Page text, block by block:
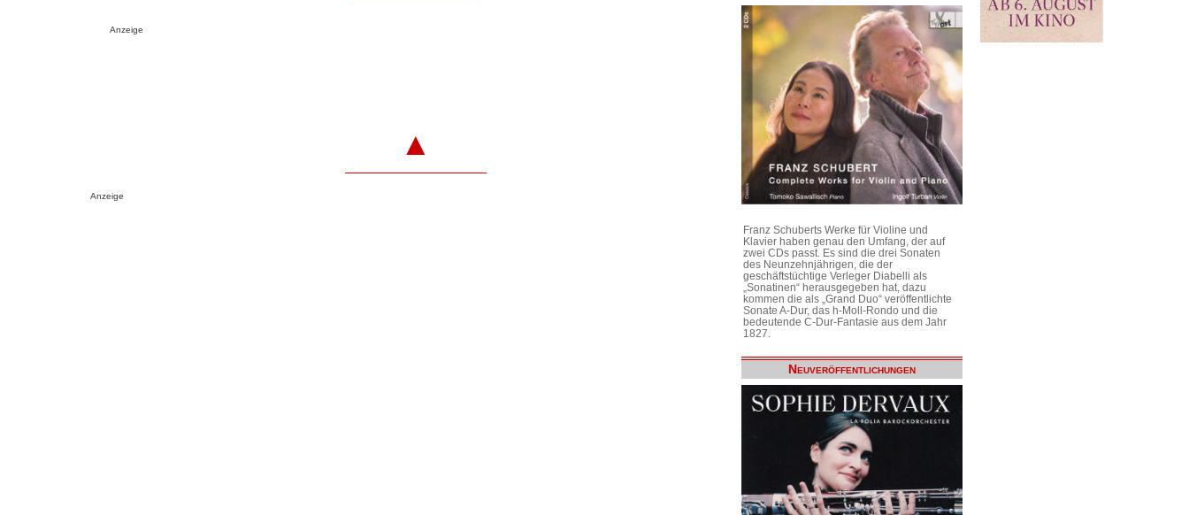
Anzeige
▲
Anzeige
Franz Schuberts Werke für Violine und
Klavier haben genau den Umfang, der auf
zwei CDs passt. Es sind die drei Sonaten
des Neunzehnjährigen, die der
geschäftstüchtige Verleger Diabelli als
„Sonatinen“ herausgegeben hat, dazu
kommen die als „Grand Duo“ veröffentlichte
Sonate A-Dur, das h-Moll-Rondo und die
bedeutende C-Dur-Fantasie aus dem Jahr
1827.
Neuveröffentlichungen